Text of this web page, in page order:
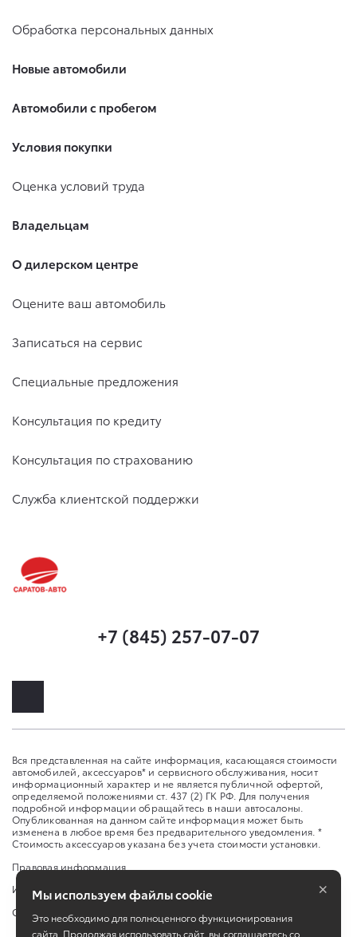
Обработка персональных данных
Новые автомобили
Автомобили с пробегом
Условия покупки
Оценка условий труда
Владельцам
О дилерском центре
Оцените ваш автомобиль
Записаться на сервис
Специальные предложения
Консультация по кредиту
Консультация по страхованию
Служба клиентской поддержки
+7 (845) 257-07-07
Вся представленная на сайте информация, касающаяся стоимости
автомобилей, аксессуаров* и сервисного обслуживания, носит
информационный характер и не является публичной офертой,
определяемой положениями ст. 437 (2) ГК РФ. Для получения
подробной информации обращайтесь в наши автосалоны.
Опубликованная на данном сайте информация может быть
изменена в любое время без предварительного уведомления. *
Стоимость аксессуаров указана без учета стоимости установки.
Правовая информация
Изменить настройку cookies
Сбросить cookie
Мы используем файлы cookie
Это необходимо для полноценного функционирования
сайта. Продолжая использовать сайт, вы соглашаетесь со
×